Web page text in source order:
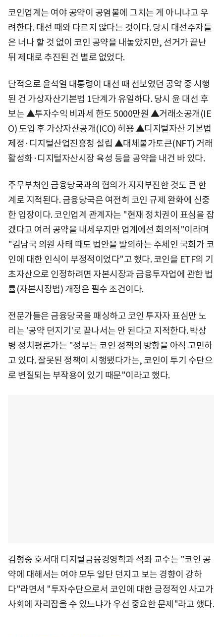
코인업계는 여야 공약이 공염불에 그치는 게 아니냐고 우
려한다. 대선 때와 다르지 않다는 것이다. 당시 대선주자들
은 너나 할 것 없이 코인 공약을 내놓았지만, 선거가 끝난
뒤 제대로 추진된 건 별로 없었다.
단적으로 윤석열 대통령이 대선 때 선보였던 공약 중 시행
된 건 가상자산기본법 1단계가 유일하다. 당시 윤 대선 후
보는 ▲투자수익 비과세 한도 5000만원 ▲거래소공개(IE
O) 도입 후 가상자산공개(ICO) 허용 ▲디지털자산 기본법
제정·디지털산업진흥청 설립 ▲대체불가토큰(NFT) 거래
활성화·디지털자산시장 육성 등을 공약을 내건 바 있다.
주무부처인 금융당국과의 협의가 지지부진한 것도 큰 한
계로 지적된다. 금융당국은 여전히 코인 규제 완화에 신중
한 입장이다. 코인업계 관계자는 "현재 정치권이 표심을 잡
겠다고 여러 공약을 내세우지만 업계에선 회의적"이라며
"김남국 의원 사태 때도 법안을 발의하는 주체인 국회가 코
인에 대한 인식이 부정적이었다"고 했다. 코인을 ETF의 기
초자산으로 인정하려면 자본시장과 금융투자업에 관한 법
률(자본시장법) 개정은 필수 조건이다.
전문가들은 금융당국을 패싱하고 코인 투자자 표심만 노
리는 '공약 던지기'로 끝나서는 안 된다고 지적한다. 박상
병 정치평론가는 "정부는 코인 정책의 방향을 아직 고민하
고 있다. 잘못된 정책이 시행됐다가는, 코인이 투기 수단으
로 변질되는 부작용이 있기 때문"이라고 했다.
김형중 호서대 디지털금융경영학과 석좌 교수는 "코인 공
약에 대해서는 여야 모두 일단 던지고 보는 경향이 강하
다"라면서 "투자수단으로서 코인에 대한 긍정적인 사고가
사회에 자리잡을 수 있느냐가 우선 중요한 문제"라고 했다.